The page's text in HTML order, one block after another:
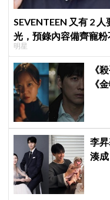
SEVENTEEN 又有 2
光，預錄內容備齊寵
明星
《
《
李
湊